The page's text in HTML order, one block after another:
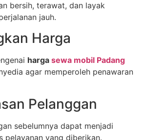
bersih, terawat, dan layak
jauh.
Harga
harga sewa mobil Padang
agar memperoleh penawaran
Pelanggan
sebelumnya dapat menjadi
pelayanan yang diberikan.